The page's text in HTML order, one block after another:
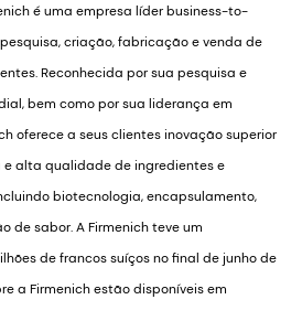
é uma empresa líder business-to-
criação, fabricação e venda de
Reconhecida por sua pesquisa e
bem como por sua liderança em
oferece a seus clientes inovação superior
alta qualidade de ingredientes e
biotecnologia, encapsulamento,
de sabor. A Firmenich teve um
de francos suíços no final de junho de
a Firmenich estão disponíveis em